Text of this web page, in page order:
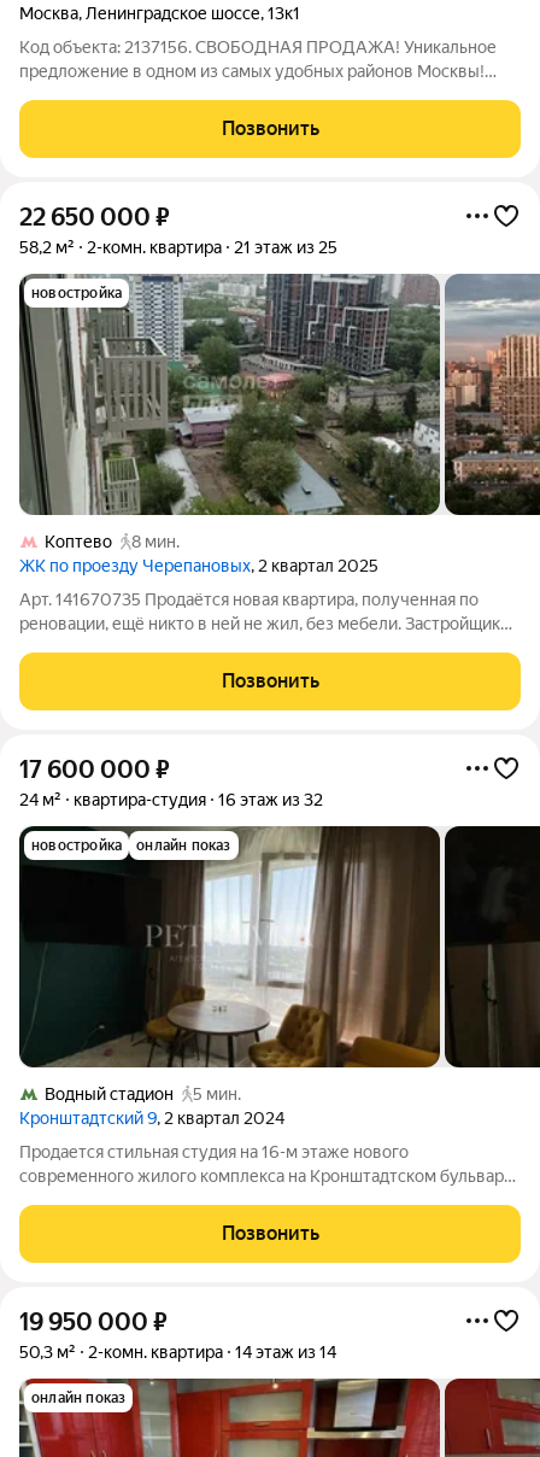
Москва, Ленинградское шоссе,13к1
Код объекта: 2137156. СВОБОДНАЯ ПРОДАЖА! Уникальное
предложение в одном из самых удобных районов Москвы!
Военно-морского министерства СССР, 1958 года постройки.
Позвонить
22 650 000 ₽
58,2 м² 2-комн. квартира 21 этаж из 25
новостройка
Коптево
8 мин.
ЖК по проезду Черепановых, 2 квартал 2025
Арт. 141670735 Продаётся новая квартира, полученная по
реновации, ещё никто в ней не жил, без мебели. Застройщик
выходят во двор с многочисленными современными детскими
площадками и зонами
Позвонить
17 600 000 ₽
24 м² квартира-студия 16 этаж из 32
новостройка онлайн показ
Водный стадион
5 мин.
Кронштадтский 9, 2 квартал 2024
Продается стильная студия на 16-м этаже нового
современного жилого комплекса на Кронштадтском бульваре,
году, всего 32 этажа. До метро "Водный стадион" всего 5
минут пешком. Квартира с
Позвонить
19 950 000 ₽
50,3 м² 2-комн. квартира 14 этаж из 14
онлайн показ